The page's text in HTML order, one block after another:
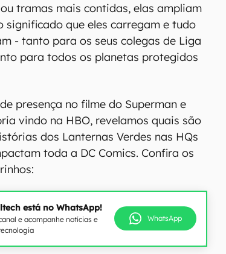
tramas mais contidas, elas ampliam
significado que eles carregam e tudo
- tanto para os seus colegas de Liga
para todos os planetas protegidos
presença no filme do Superman e
vindo na HBO, revelamos quais são
dos Lanternas Verdes nas HQs
toda a DC Comics. Confira os
está no WhatsApp!
e acompanhe notícias e
WhatsApp